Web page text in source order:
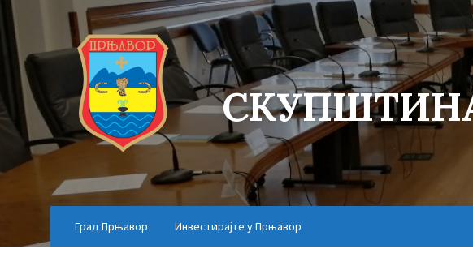
Град Прњавор Инвестирајте у Прњавор